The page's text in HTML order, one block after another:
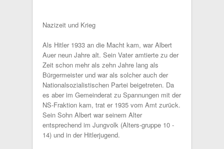
Nazizeit und Krieg
Als Hitler 1933 an die Macht kam, war Albert
Auer neun Jahre alt. Sein Vater amtierte zu der
Zeit schon mehr als zehn Jahre lang als
Bürgermeister und war als solcher auch der
Nationalsozialistischen Partei beigetreten. Da
es aber im Gemeinderat zu Spannungen mit der
NS-Fraktion kam, trat er 1935 vom Amt zurück.
Sein Sohn Albert war seinem Alter
entsprechend im Jungvolk (Alters-gruppe 10 -
14) und in der Hitlerjugend.